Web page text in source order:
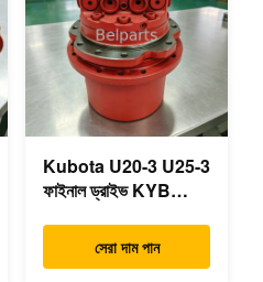
Kubota U20-3 U25-3
ফাইনাল ড্রাইভ KYB
OEM ভ্রমণ মোটর
B0240-18076
সেরা দাম পান